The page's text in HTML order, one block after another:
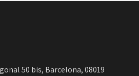
50 bis, Barcelona, 08019